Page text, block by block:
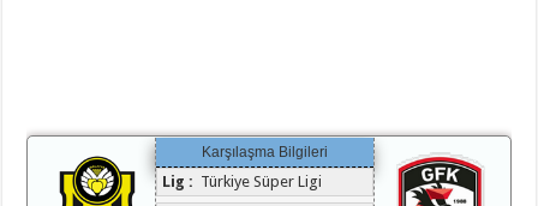
Karşılaşma Bilgileri
Lig : Türkiye Süper Ligi